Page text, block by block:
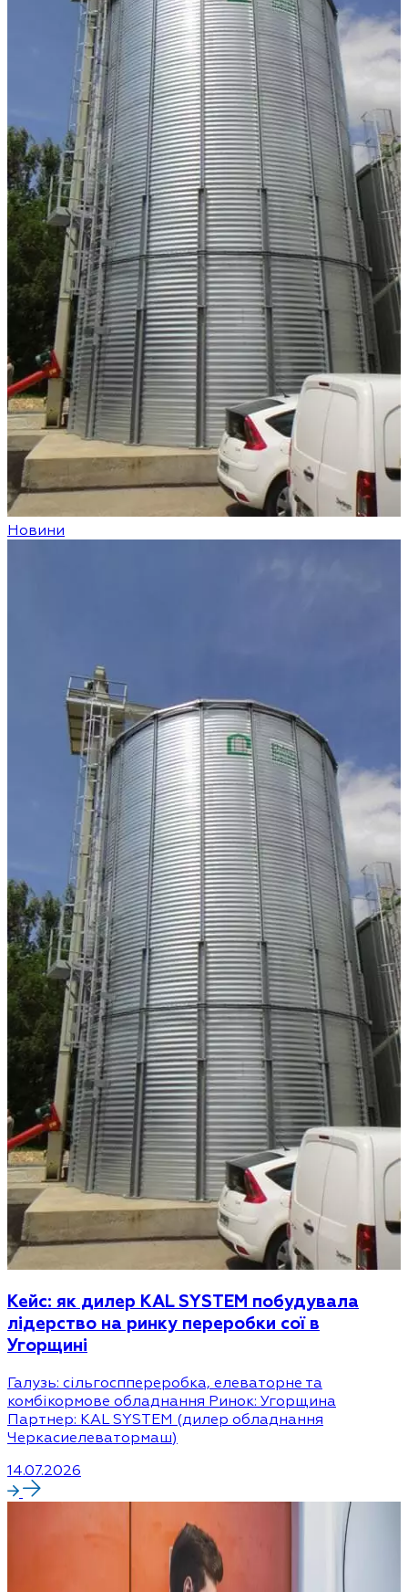
Новини
Кейс: як дилер KAL SYSTEM побудувала
лідерство на ринку переробки сої в
Угорщині
Галузь: сільгосппереробка, елеваторне та
комбікормове обладнання Ринок: Угорщина
Партнер: KAL SYSTEM (дилер обладнання
Черкасиелеватормаш)
14.07.2026